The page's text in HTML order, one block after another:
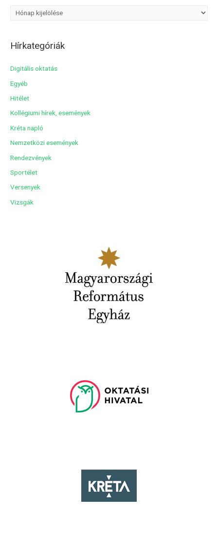
hHírkategóriák
Digitális oktatás
Egyéb
Hitélet
Kollégiumi hírek, események
Kréta napló
Nemzetközi események
Rendezvények
Sportélet
Versenyek
Vizsgák